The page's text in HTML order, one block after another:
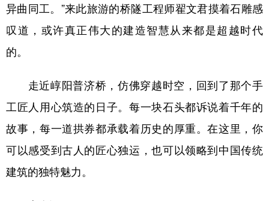
异曲同工。”来此旅游的桥隧工程师翟文君摸着石雕感
叹道，或许真正伟大的建造智慧从来都是超越时代
的。
走近崞阳普济桥，仿佛穿越时空，回到了那个手
工匠人用心筑造的日子。每一块石头都诉说着千年的
故事，每一道拱券都承载着历史的厚重。在这里，你
可以感受到古人的匠心独运，也可以领略到中国传统
建筑的独特魅力。